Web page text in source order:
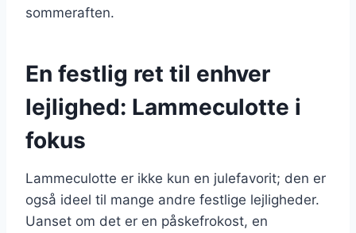
sommeraften.
En festlig ret til enhver
lejlighed: Lammeculotte i
fokus
Lammeculotte er ikke kun en julefavorit; den er
også ideel til mange andre festlige lejligheder.
Uanset om det er en påskefrokost, en